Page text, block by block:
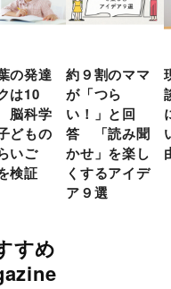
の発達
は10
脳科学
どもの
いご
検証
約９割のママ
が「つら
い！」と回
答 「読み聞
かせ」を楽し
くするアイデ
ア９選
すめ